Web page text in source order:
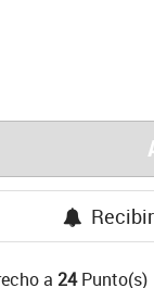
a 24Punto(s)